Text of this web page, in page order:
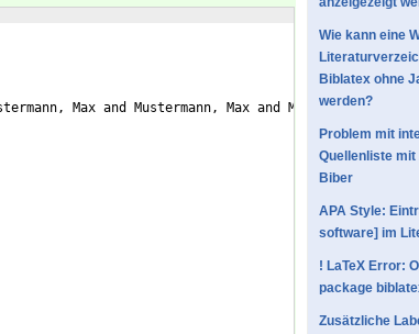
Max and Mustermann, Max and Mustermann,
Wie kann eine
Biblatex ohne
werden?
Problem mit
Quellenliste mit
Biber
APA Style:
software] im
! LaTeX Error:
package
Zusätzliche